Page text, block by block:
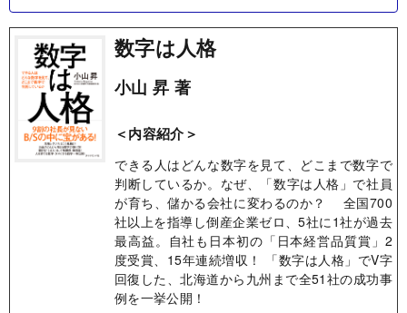
数字は人格
小山 昇 著
＜内容紹介＞
できる人はどんな数字を見て、どこまで数字で
判断しているか。なぜ、「数字は人格」で社員
が育ち、儲かる会社に変わるのか？ 全国700
社以上を指導し倒産企業ゼロ、5社に1社が過去
最高益。自社も日本初の「日本経営品質賞」2
度受賞、15年連続増収！ 「数字は人格」でV字
回復した、北海道から九州まで全51社の成功事
例を一挙公開！